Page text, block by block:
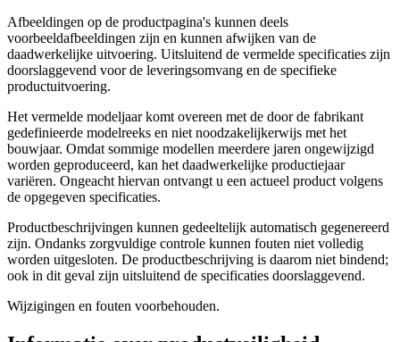
Afbeeldingen op de productpagina's kunnen deels
voorbeeldafbeeldingen zijn en kunnen afwijken van de
daadwerkelijke uitvoering. Uitsluitend de vermelde specificaties zijn
doorslaggevend voor de leveringsomvang en de specifieke
productuitvoering.
Het vermelde modeljaar komt overeen met de door de fabrikant
gedefinieerde modelreeks en niet noodzakelijkerwijs met het
bouwjaar. Omdat sommige modellen meerdere jaren ongewijzigd
worden geproduceerd, kan het daadwerkelijke productiejaar
variëren. Ongeacht hiervan ontvangt u een actueel product volgens
de opgegeven specificaties.
Productbeschrijvingen kunnen gedeeltelijk automatisch gegenereerd
zijn. Ondanks zorgvuldige controle kunnen fouten niet volledig
worden uitgesloten. De productbeschrijving is daarom niet bindend;
ook in dit geval zijn uitsluitend de specificaties doorslaggevend.
Wijzigingen en fouten voorbehouden.